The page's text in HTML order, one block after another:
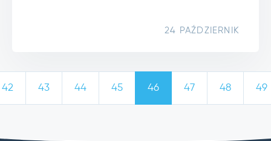
24 PAŹDZIERNIK
42 43 44 45 46 47 48 49